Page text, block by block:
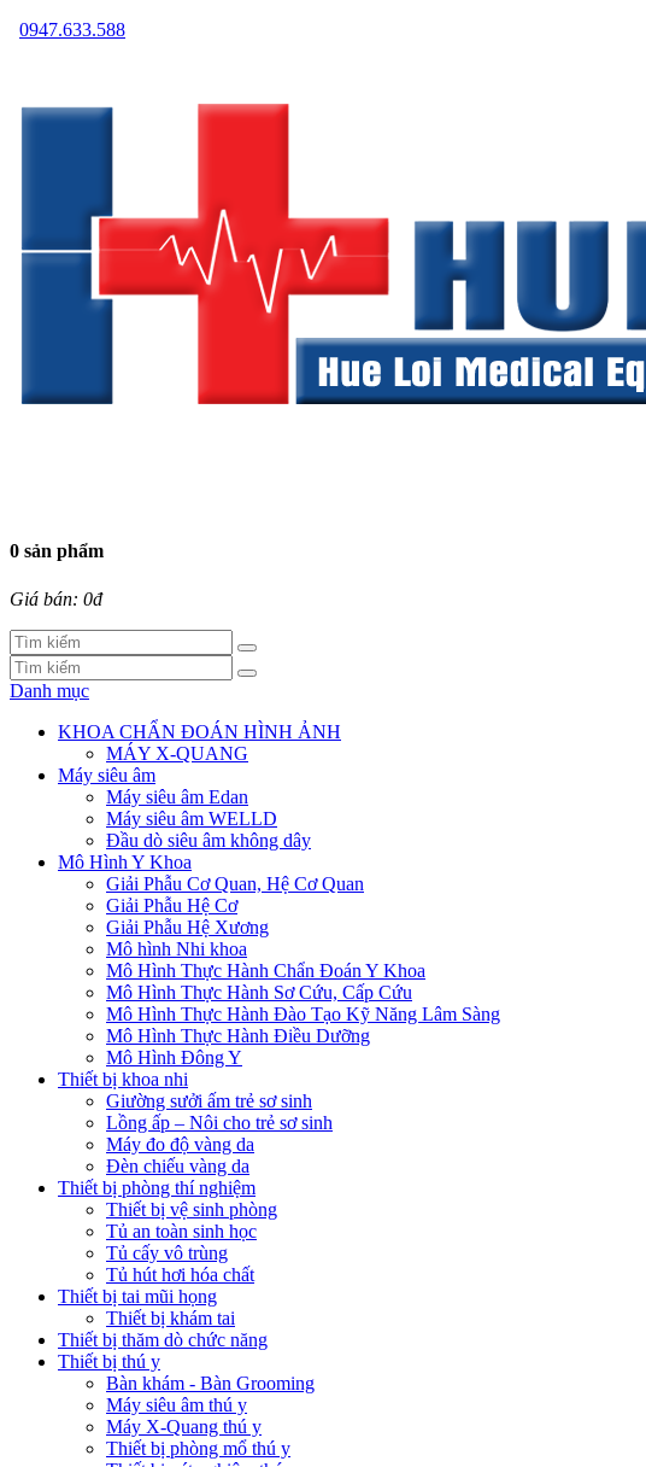
0947.633.588
0 sản phẩm
Giá bán: 0đ
Danh mục
KHOA CHẨN ĐOÁN HÌNH ẢNH
MÁY X-QUANG
Máy siêu âm
Máy siêu âm Edan
Máy siêu âm WELLD
Đầu dò siêu âm không dây
Mô Hình Y Khoa
Giải Phẫu Cơ Quan, Hệ Cơ Quan
Giải Phẫu Hệ Cơ
Giải Phẫu Hệ Xương
Mô hình Nhi khoa
Mô Hình Thực Hành Chẩn Đoán Y Khoa
Mô Hình Thực Hành Sơ Cứu, Cấp Cứu
Mô Hình Thực Hành Đào Tạo Kỹ Năng Lâm Sàng
Mô Hình Thực Hành Điều Dưỡng
Mô Hình Đông Y
Thiết bị khoa nhi
Giường sưởi ấm trẻ sơ sinh
Lồng ấp – Nôi cho trẻ sơ sinh
Máy đo độ vàng da
Đèn chiếu vàng da
Thiết bị phòng thí nghiệm
Thiết bị vệ sinh phòng
Tủ an toàn sinh học
Tủ cấy vô trùng
Tủ hút hơi hóa chất
Thiết bị tai mũi họng
Thiết bị khám tai
Thiết bị thăm dò chức năng
Thiết bị thú y
Bàn khám - Bàn Grooming
Máy siêu âm thú y
Máy X-Quang thú y
Thiết bị phòng mổ thú y